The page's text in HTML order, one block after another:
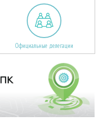
Официальные делегации